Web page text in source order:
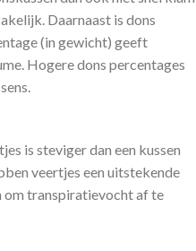
Daarnaast is dons
(in gewicht) geeft
Hogere dons percentages
is steviger dan een kussen
veertjes een uitstekende
om transpiratievocht af te